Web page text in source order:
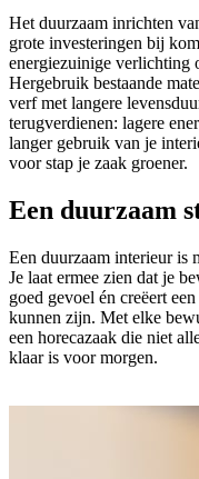
Het duurzaam inrichten
grote investeringen bij
energiezuinige verlichting
Hergebruik bestaande
verf met langere
terugverdienen: lagere
langer gebruik van je
voor stap je zaak groener.
Een duurzaam
Een duurzaam interieur is
Je laat ermee zien dat je
goed gevoel én creëert
kunnen zijn. Met elke
een horecazaak die niet
klaar is voor morgen.